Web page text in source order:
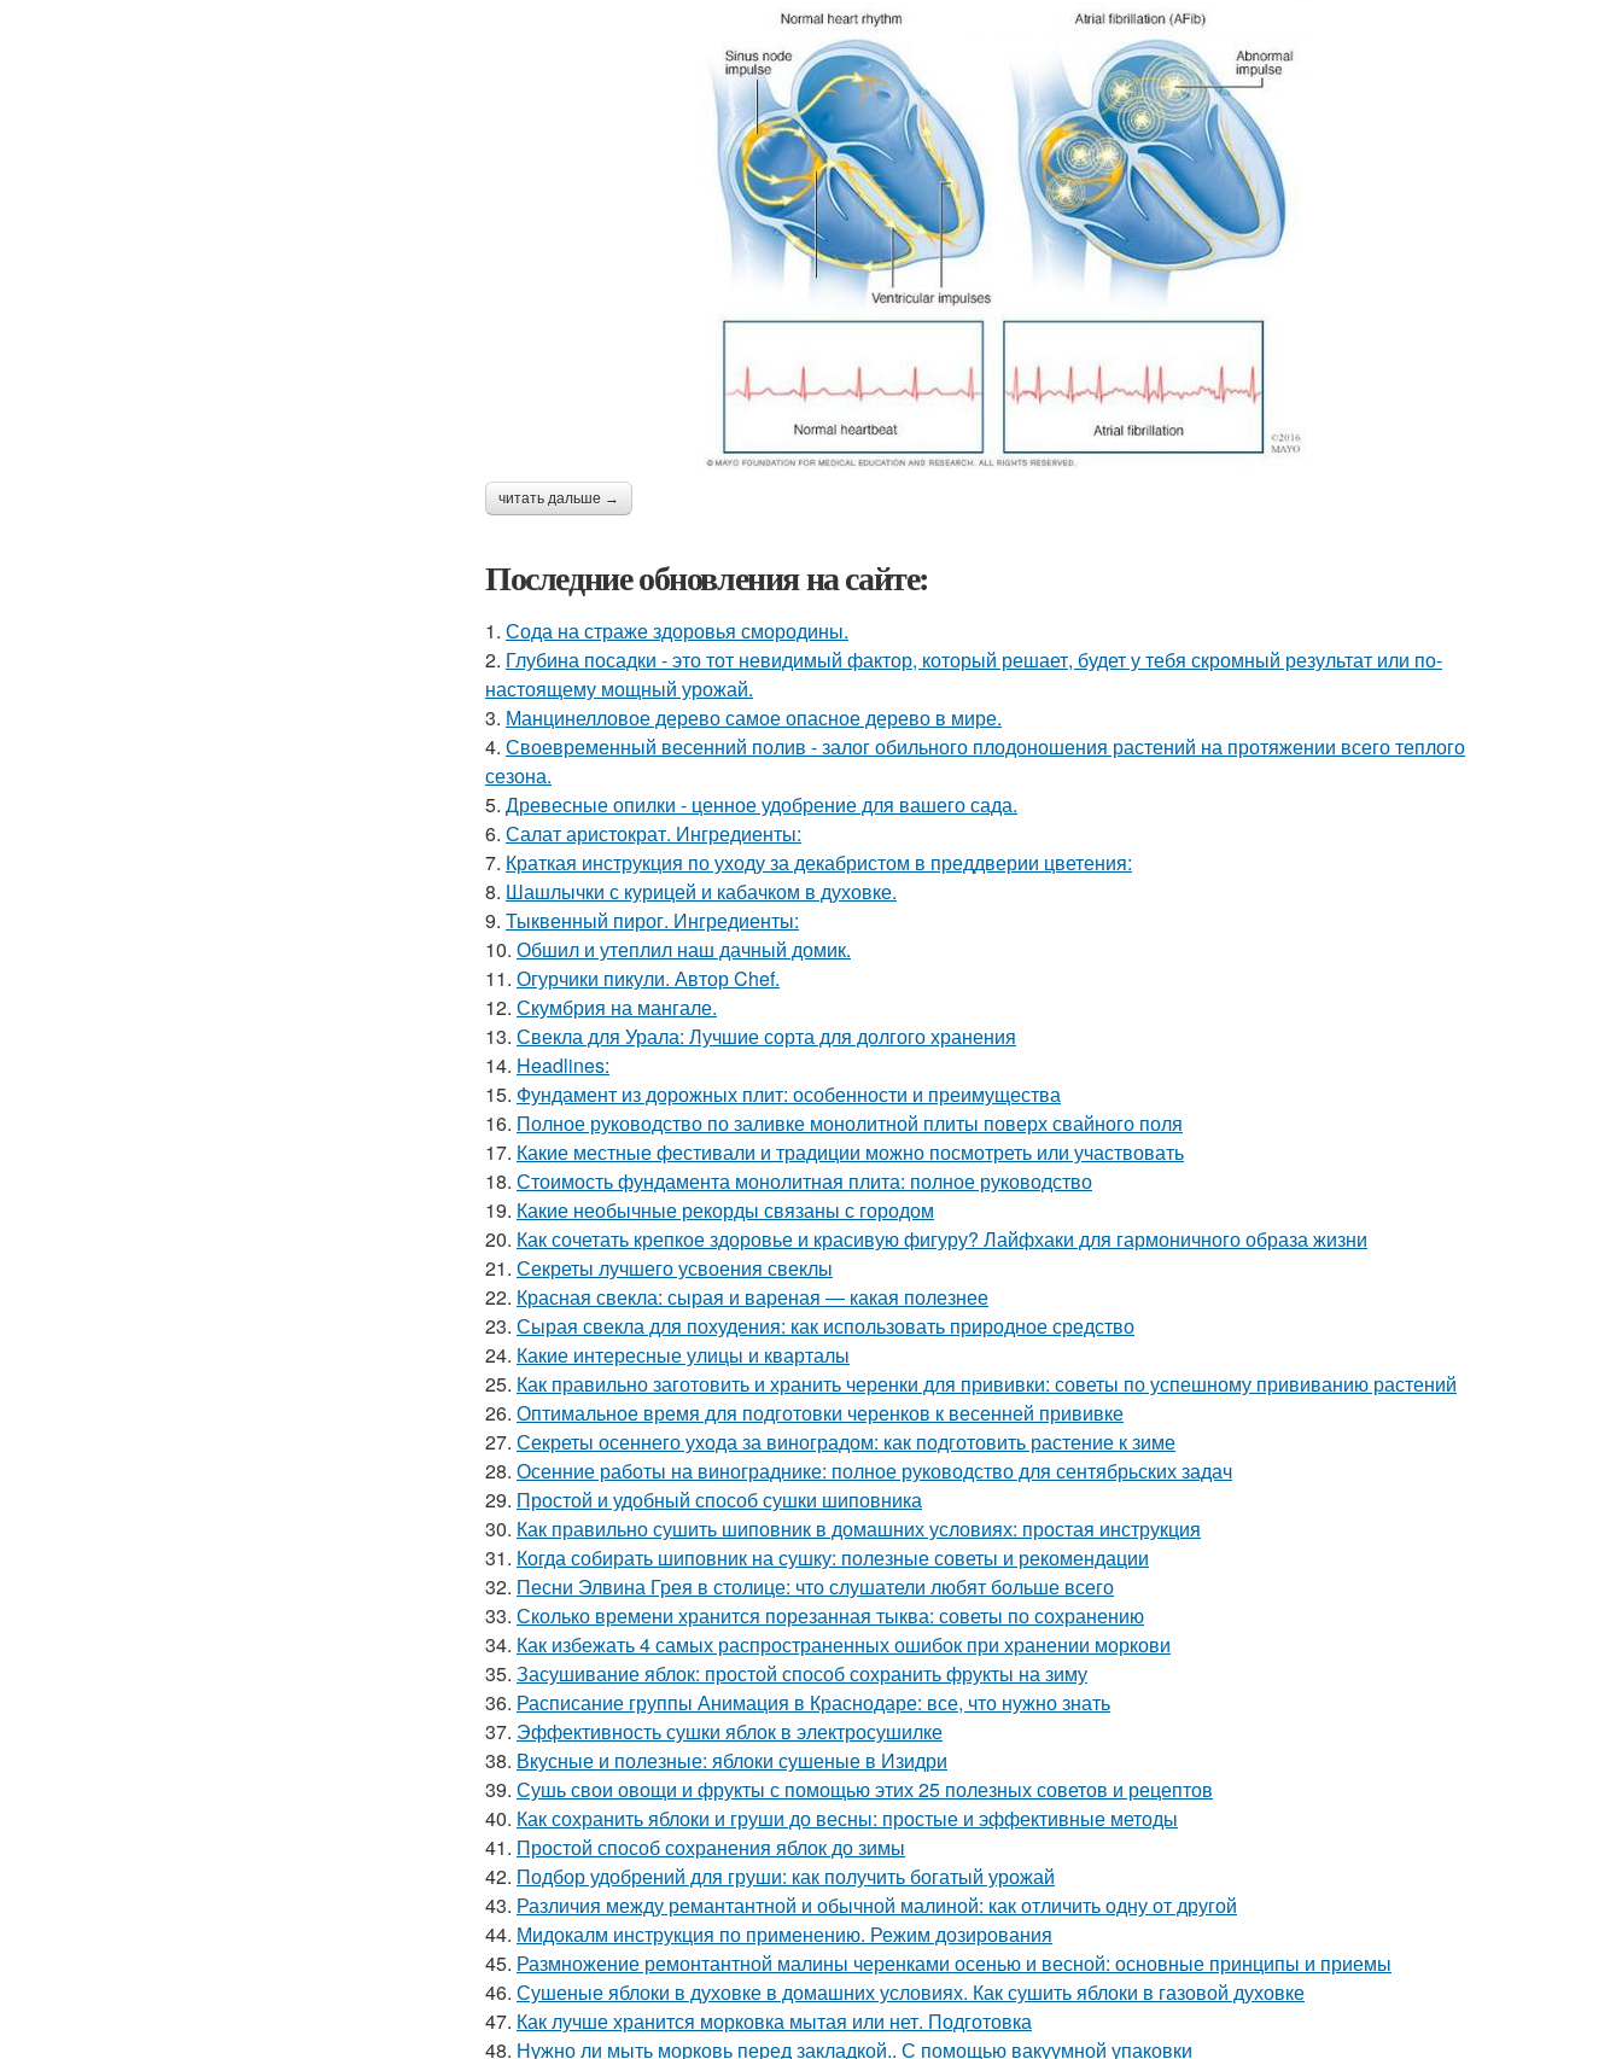
читать дальше →
Последние обновления на сайте:
1. Сода на страже здоровья смородины.
2. Глубина посадки - это тот невидимый фактор, который решает, будет у тебя скромный результат или по-
настоящему мощный урожай.
3. Манцинелловое дерево самое опасное дерево в мире.
4. Своевременный весенний полив - залог обильного плодоношения растений на протяжении всего теплого
сезона.
5. Древесные опилки - ценное удобрение для вашего сада.
6. Салат аристократ. Ингредиенты:
7. Краткая инструкция по уходу за декабристом в преддверии цветения:
8. Шашлычки с курицей и кабачком в духовке.
9. Тыквенный пирог. Ингредиенты:
10. Обшил и утеплил наш дачный домик.
11. Огурчики пикули. Автор Chef.
12. Скумбрия на мангале.
13. Свекла для Урала: Лучшие сорта для долгого хранения
14. Headlines:
15. Фундамент из дорожных плит: особенности и преимущества
16. Полное руководство по заливке монолитной плиты поверх свайного поля
17. Какие местные фестивали и традиции можно посмотреть или участвовать
18. Стоимость фундамента монолитная плита: полное руководство
19. Какие необычные рекорды связаны с городом
20. Как сочетать крепкое здоровье и красивую фигуру? Лайфхаки для гармоничного образа жизни
21. Секреты лучшего усвоения свеклы
22. Красная свекла: сырая и вареная — какая полезнее
23. Сырая свекла для похудения: как использовать природное средство
24. Какие интересные улицы и кварталы
25. Как правильно заготовить и хранить черенки для прививки: советы по успешному прививанию растений
26. Оптимальное время для подготовки черенков к весенней прививке
27. Секреты осеннего ухода за виноградом: как подготовить растение к зиме
28. Осенние работы на винограднике: полное руководство для сентябрьских задач
29. Простой и удобный способ сушки шиповника
30. Как правильно сушить шиповник в домашних условиях: простая инструкция
31. Когда собирать шиповник на сушку: полезные советы и рекомендации
32. Песни Элвина Грея в столице: что слушатели любят больше всего
33. Сколько времени хранится порезанная тыква: советы по сохранению
34. Как избежать 4 самых распространенных ошибок при хранении моркови
35. Засушивание яблок: простой способ сохранить фрукты на зиму
36. Расписание группы Анимация в Краснодаре: все, что нужно знать
37. Эффективность сушки яблок в электросушилке
38. Вкусные и полезные: яблоки сушеные в Изидри
39. Сушь свои овощи и фрукты с помощью этих 25 полезных советов и рецептов
40. Как сохранить яблоки и груши до весны: простые и эффективные методы
41. Простой способ сохранения яблок до зимы
42. Подбор удобрений для груши: как получить богатый урожай
43. Различия между ремантантной и обычной малиной: как отличить одну от другой
44. Мидокалм инструкция по применению. Режим дозирования
45. Размножение ремонтантной малины черенками осенью и весной: основные принципы и приемы
46. Сушеные яблоки в духовке в домашних условиях. Как сушить яблоки в газовой духовке
47. Как лучше хранится морковка мытая или нет. Подготовка
48. Нужно ли мыть морковь перед закладкой.. С помощью вакуумной упаковки